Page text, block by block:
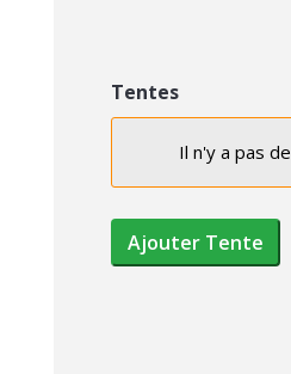
Tentes
de
tente
Il n'y a pas de
Ajouter Tente